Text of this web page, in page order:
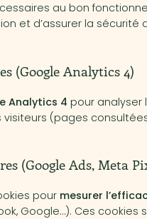
au bon
et d’assurer la sécurité
(Google Analytics 4)
Analytics 4 pour
(pages
(Google Ads, Meta
pour mesurer
Google…). Ces